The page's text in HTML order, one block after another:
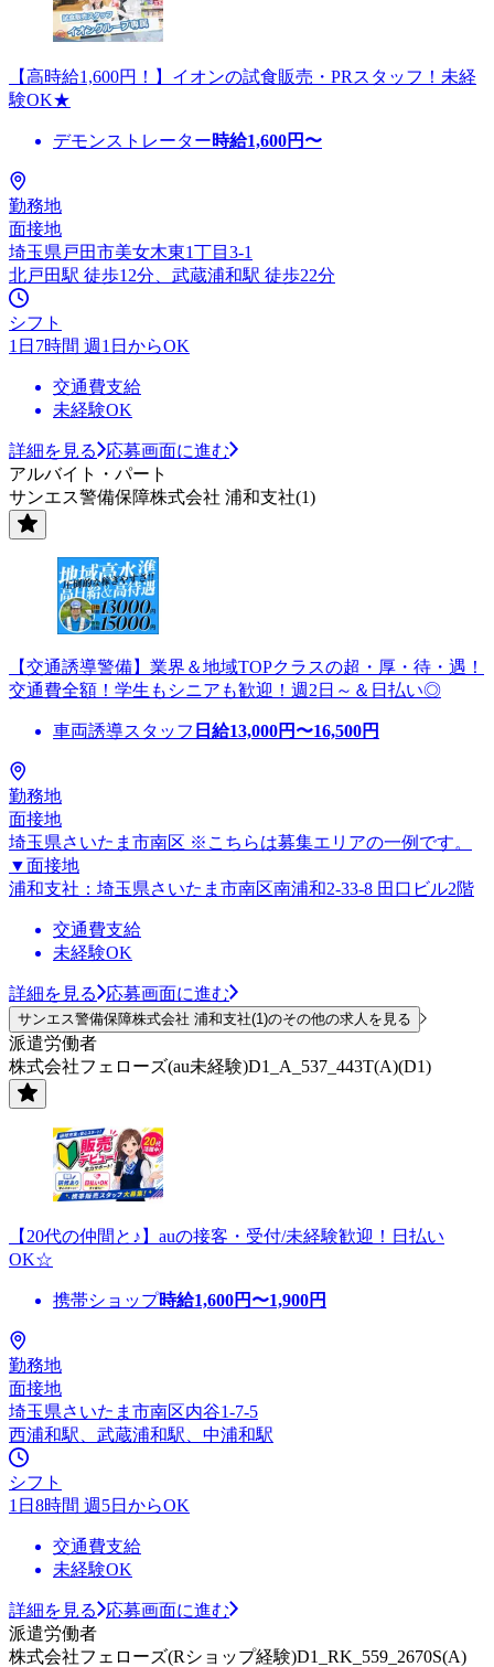
【高時給1,600円！】イオンの試食販売・PRスタッフ！未経
験OK★
デモンストレーター時給1,600円〜
勤務地
面接地
埼玉県戸田市美女木東1丁目3-1
北戸田駅 徒歩12分、武蔵浦和駅 徒歩22分
シフト
1日7時間 週1日からOK
交通費支給
未経験OK
詳細を見る
応募画面に進む
アルバイト・パート
サンエス警備保障株式会社 浦和支社(1)
【交通誘導警備】業界＆地域TOPクラスの超・厚・待・遇！
交通費全額！学生もシニアも歓迎！週2日～＆日払い◎
車両誘導スタッフ 日給13,000円〜16,500円
勤務地
面接地
埼玉県さいたま市南区 ※こちらは募集エリアの一例です。
▼面接地
浦和支社：埼玉県さいたま市南区南浦和2-33-8 田口ビル2階
交通費支給
未経験OK
詳細を見る 応募画面に進む
サンエス警備保障株式会社 浦和支社(1)のその他の求人を見る
派遣労働者
株式会社フェローズ(au未経験)D1_A_537_443T(A)(D1)
【20代の仲間と♪】auの接客・受付/未経験歓迎！日払い
OK☆
携帯ショップ時給1,600円〜1,900円
勤務地
面接地
埼玉県さいたま市南区内谷1-7-5
西浦和駅、武蔵浦和駅、中浦和駅
シフト
1日8時間 週5日からOK
交通費支給
未経験OK
詳細を見る
応募画面に進む
派遣労働者
株式会社フェローズ(Rショップ経験)D1_RK_559_2670S(A)